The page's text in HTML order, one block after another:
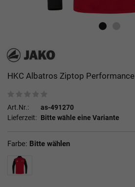
HKC Albatros Ziptop Performance
Art.Nr.:
as-491270
Lieferzeit: Bitte wähle eine Variante
Farbe: Bitte wählen